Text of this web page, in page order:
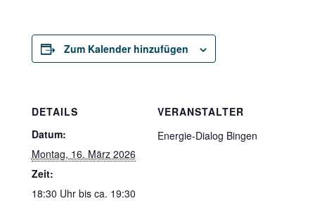
Zum Kalender hinzufügen
DETAILS
Datum:
Montag, 16. März 2026
Zeit:
18:30 Uhr bis ca. 19:30
VERANSTALTER
Energie-Dialog Bingen